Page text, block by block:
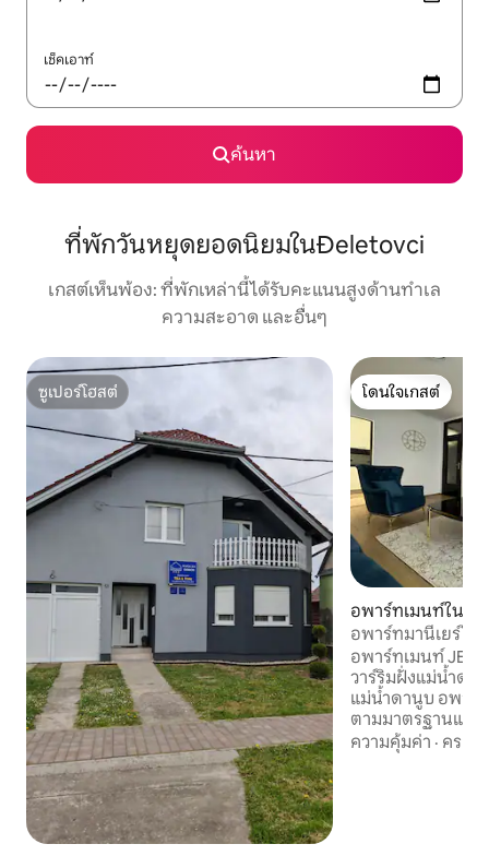
เช็คเอาท์
ค้นหา
ที่พักวันหยุดยอดนิยมในĐeletovci
เกสต์เห็นพ้อง: ที่พักเหล่านี้ได้รับคะแนนสูงด้านทำเล
ความสะอาด และอื่นๆ
ซูเปอร์โฮสต์
ซูเปอร์โฮสต์
โดนใจเกสต์
โดนใจเกสต์
อพาร์ทเมนท์ใน
อพาร์ทมานีเยร์โค
อพาร์ทเมนท์
วาร์ริมฝั่งแม่น้ำดา
แม่น้ำดานูบ อพาร์ทเมนต์ Dunav 2 ตกแต่ง
ตามมาตรฐานแล
สอดคล้องกับประเ
นท์มีระเบียง 2 แห่
ความคุ้มค่า · ครอบ